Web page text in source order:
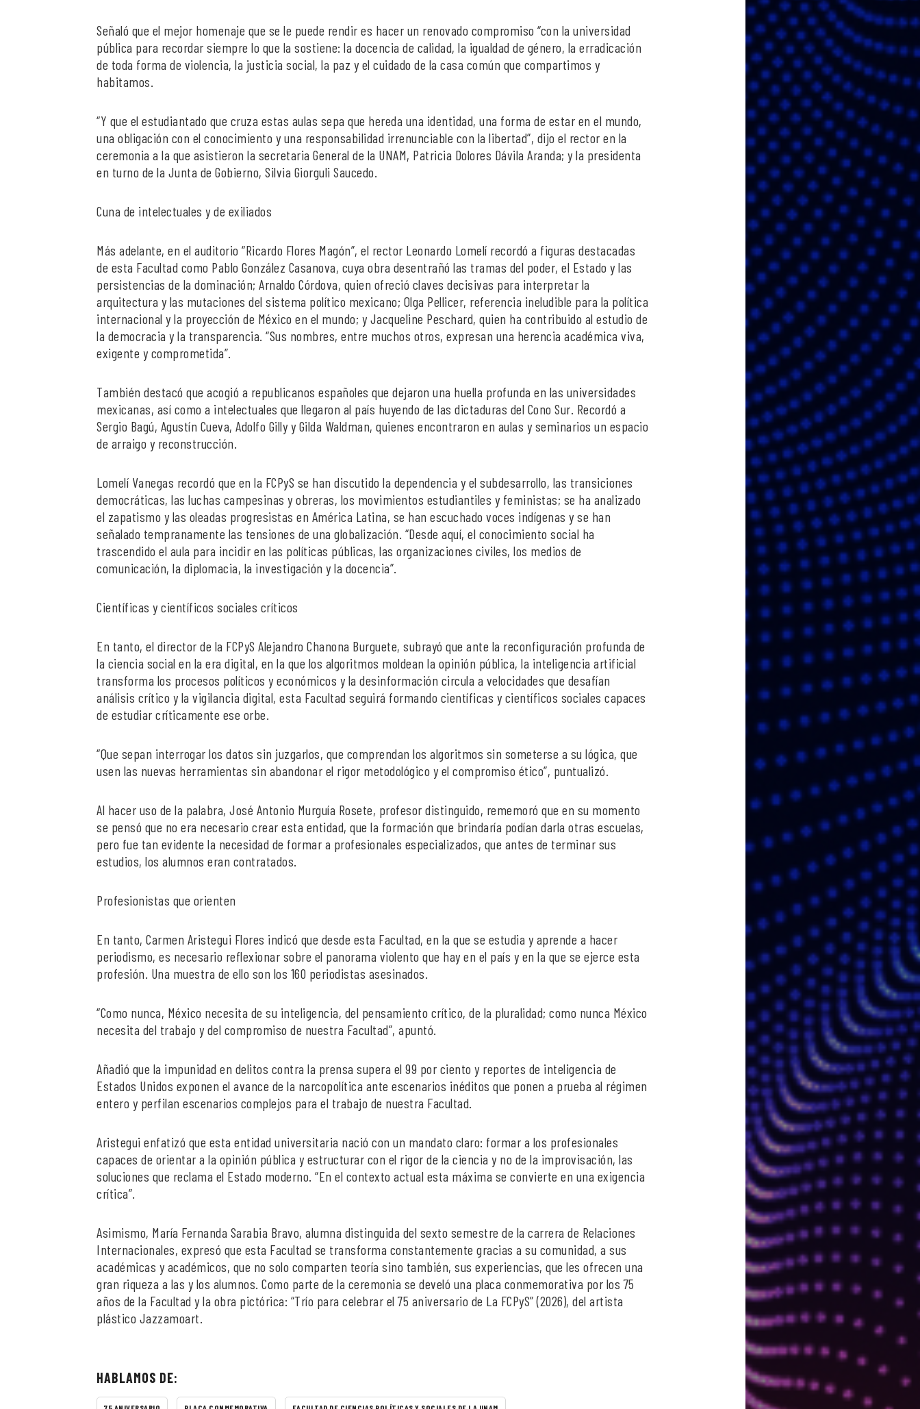
Señaló que el mejor homenaje que se le puede rendir es hacer un renovado compromiso “con la universidad
pública para recordar siempre lo que la sostiene: la docencia de calidad, la igualdad de género, la erradicación
de toda forma de violencia, la justicia social, la paz y el cuidado de la casa común que compartimos y
habitamos.
“Y que el estudiantado que cruza estas aulas sepa que hereda una identidad, una forma de estar en el mundo,
una obligación con el conocimiento y una responsabilidad irrenunciable con la libertad”, dijo el rector en la
ceremonia a la que asistieron la secretaria General de la UNAM, Patricia Dolores Dávila Aranda; y la presidenta
en turno de la Junta de Gobierno, Silvia Giorguli Saucedo.
Cuna de intelectuales y de exiliados
Más adelante, en el auditorio “Ricardo Flores Magón”, el rector Leonardo Lomelí recordó a figuras destacadas
de esta Facultad como Pablo González Casanova, cuya obra desentrañó las tramas del poder, el Estado y las
persistencias de la dominación; Arnaldo Córdova, quien ofreció claves decisivas para interpretar la
arquitectura y las mutaciones del sistema político mexicano; Olga Pellicer, referencia ineludible para la política
internacional y la proyección de México en el mundo; y Jacqueline Peschard, quien ha contribuido al estudio de
la democracia y la transparencia. “Sus nombres, entre muchos otros, expresan una herencia académica viva,
exigente y comprometida”.
También destacó que acogió a republicanos españoles que dejaron una huella profunda en las universidades
mexicanas, así como a intelectuales que llegaron al país huyendo de las dictaduras del Cono Sur. Recordó a
Sergio Bagú, Agustín Cueva, Adolfo Gilly y Gilda Waldman, quienes encontraron en aulas y seminarios un espacio
de arraigo y reconstrucción.
Lomelí Vanegas recordó que en la FCPyS se han discutido la dependencia y el subdesarrollo, las transiciones
democráticas, las luchas campesinas y obreras, los movimientos estudiantiles y feministas; se ha analizado
el zapatismo y las oleadas progresistas en América Latina, se han escuchado voces indígenas y se han
señalado tempranamente las tensiones de una globalización. “Desde aquí, el conocimiento social ha
trascendido el aula para incidir en las políticas públicas, las organizaciones civiles, los medios de
comunicación, la diplomacia, la investigación y la docencia”.
Científicas y científicos sociales críticos
En tanto, el director de la FCPyS Alejandro Chanona Burguete, subrayó que ante la reconfiguración profunda de
la ciencia social en la era digital, en la que los algoritmos moldean la opinión pública, la inteligencia artificial
transforma los procesos políticos y económicos y la desinformación circula a velocidades que desafían
análisis crítico y la vigilancia digital, esta Facultad seguirá formando científicas y científicos sociales capaces
de estudiar críticamente ese orbe.
“Que sepan interrogar los datos sin juzgarlos, que comprendan los algoritmos sin someterse a su lógica, que
usen las nuevas herramientas sin abandonar el rigor metodológico y el compromiso ético”, puntualizó.
Al hacer uso de la palabra, José Antonio Murguía Rosete, profesor distinguido, rememoró que en su momento
se pensó que no era necesario crear esta entidad, que la formación que brindaría podían darla otras escuelas,
pero fue tan evidente la necesidad de formar a profesionales especializados, que antes de terminar sus
estudios, los alumnos eran contratados.
Profesionistas que orienten
En tanto, Carmen Aristegui Flores indicó que desde esta Facultad, en la que se estudia y aprende a hacer
periodismo, es necesario reflexionar sobre el panorama violento que hay en el país y en la que se ejerce esta
profesión. Una muestra de ello son los 160 periodistas asesinados.
“Como nunca, México necesita de su inteligencia, del pensamiento crítico, de la pluralidad; como nunca México
necesita del trabajo y del compromiso de nuestra Facultad”, apuntó.
Añadió que la impunidad en delitos contra la prensa supera el 99 por ciento y reportes de inteligencia de
Estados Unidos exponen el avance de la narcopolítica ante escenarios inéditos que ponen a prueba al régimen
entero y perfilan escenarios complejos para el trabajo de nuestra Facultad.
Aristegui enfatizó que esta entidad universitaria nació con un mandato claro: formar a los profesionales
capaces de orientar a la opinión pública y estructurar con el rigor de la ciencia y no de la improvisación, las
soluciones que reclama el Estado moderno. “En el contexto actual esta máxima se convierte en una exigencia
crítica”.
Asimismo, María Fernanda Sarabia Bravo, alumna distinguida del sexto semestre de la carrera de Relaciones
Internacionales, expresó que esta Facultad se transforma constantemente gracias a su comunidad, a sus
académicas y académicos, que no solo comparten teoría sino también, sus experiencias, que les ofrecen una
gran riqueza a las y los alumnos. Como parte de la ceremonia se develó una placa conmemorativa por los 75
años de la Facultad y la obra pictórica: “Trío para celebrar el 75 aniversario de La FCPyS” (2026), del artista
plástico Jazzamoart.
HABLAMOS DE: